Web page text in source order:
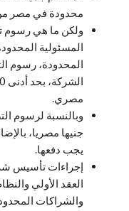
محدودة في مصر
المسئولية
المحدودة، رسوم
مصري.
جنيها مصريا،
يجب دفعها.
إجراءات تأسيس
العقد الأولي
والشراكات